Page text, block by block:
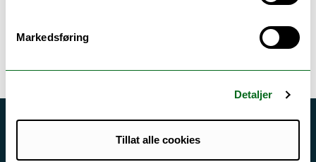
Markedsføring
Detaljer
Tillat alle cookies
karen.rosendahl@unn.no
Si ifra!